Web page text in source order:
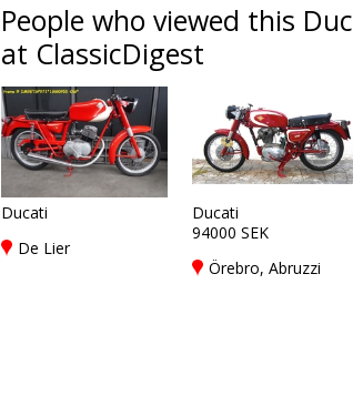
People who viewed this
at ClassicDigest
Ducati
De Lier
Ducati
94000 SEK
Örebro, Abruzzi